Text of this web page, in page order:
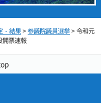
・結果>参議院議員選挙> 令和元
開票速報